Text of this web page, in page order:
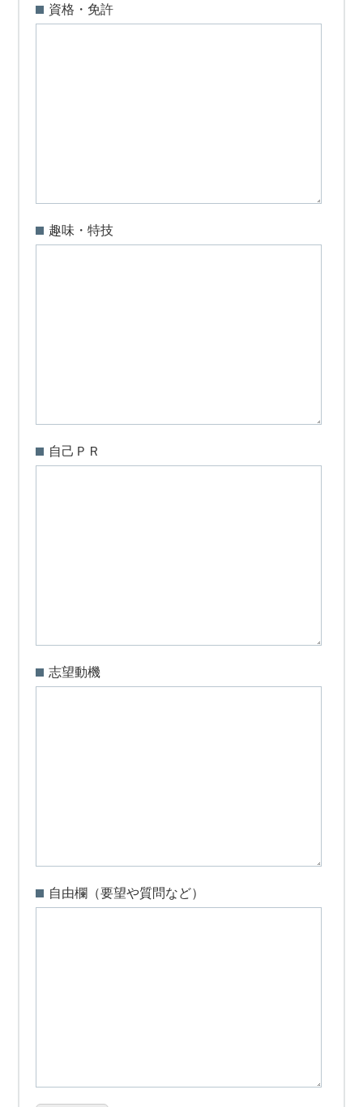
資格・免許
趣味・特技
自己ＰＲ
志望動機
自由欄（要望や質問など）